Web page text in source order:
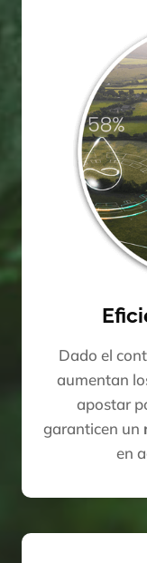
Dado el
aumentan
apostar
garanticen un
en